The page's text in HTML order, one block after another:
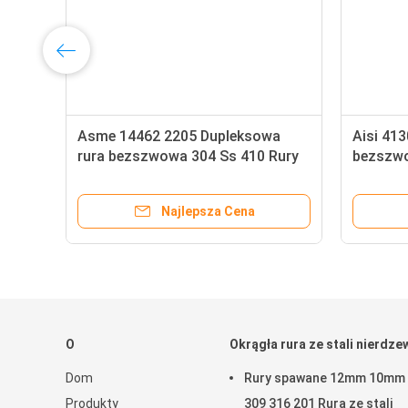
Asme 14462 2205 Dupleksowa
rura bezszwowa 304 Ss 410 Rury
Najlepsza Cena
Aisi
cala
O
Dom
Produkty
Okrągła rura ze stali
Rury spawane 12mm 10mm
309 316 201 Rura ze stali